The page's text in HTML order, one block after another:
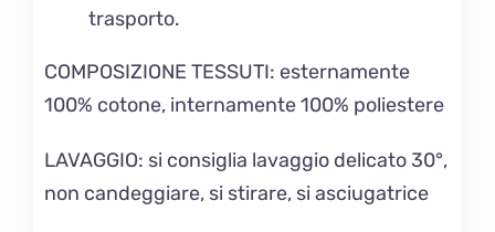
trasporto.
COMPOSIZIONE TESSUTI: esternamente
100% cotone, internamente 100% poliestere
LAVAGGIO: si consiglia lavaggio delicato 30°,
non candeggiare, si stirare, si asciugatrice